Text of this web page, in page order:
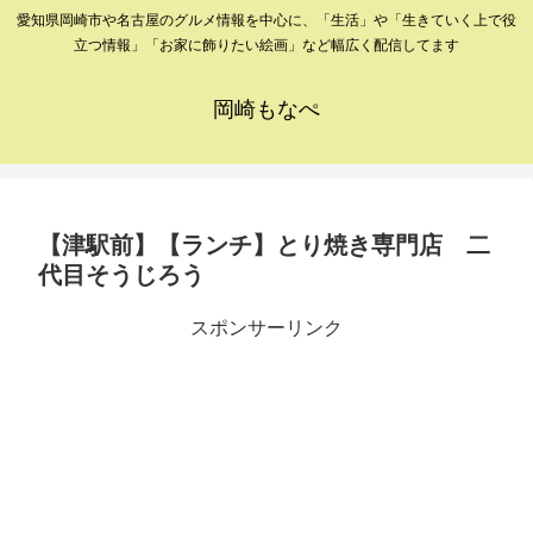
愛知県岡崎市や名古屋のグルメ情報を中心に、「生活」や「生きていく上で役
立つ情報」「お家に飾りたい絵画」など幅広く配信してます
岡崎もなぺ
【津駅前】【ランチ】とり焼き専門店 二
代目そうじろう
スポンサーリンク